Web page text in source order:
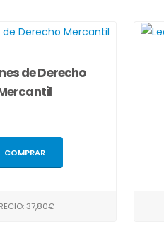
de Derecho
COMPRAR
37,80€